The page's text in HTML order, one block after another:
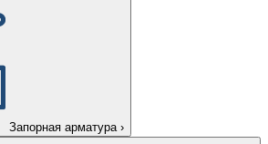
Запорная арматура ›